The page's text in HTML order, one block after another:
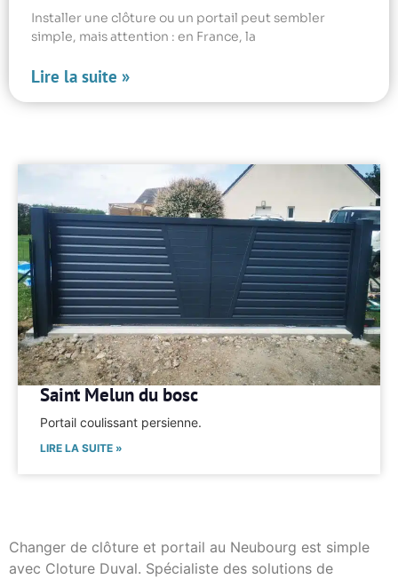
Installer une clôture ou un portail peut sembler
simple, mais attention : en France, la
Lire la suite »
Saint Melun du bosc
Portail coulissant persienne.
LIRE LA SUITE »
Changer de clôture et portail au Neubourg est simple
avec Cloture Duval. Spécialiste des solutions de